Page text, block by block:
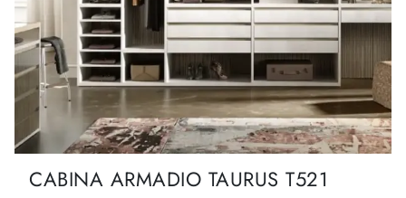
CABINA ARMADIO TAURUS T521